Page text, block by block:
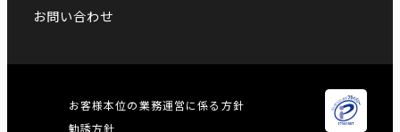
お問い合わせ
お客様本位の業務運営に係る方針
勧誘方針